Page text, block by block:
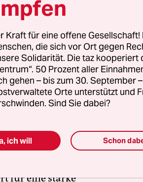
erhielten die Polizisten
zurück. Damit war erwiesen,
mit der Polizei flugs
sich der 28-Jährige, der am
(afp)
Landtagswahlen
geworden sind.
für eine starke
Kraft für eine offene Gesellschaft!
die sich vor Ort gegen
Solidarität. Die taz kooperiert
50 Prozent aller
gehen – bis zum 30. September
Orte unterstützt und
Sind Sie dabei?
ich will Schon